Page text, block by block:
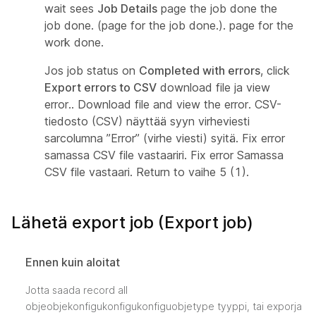
wait sees Job Details page the job done the
job done. (page for the job done.). page for the
work done.
Jos job status on Completed with errors, click
Export errors to CSV download file ja view
error.. Download file and view the error. CSV-
tiedosto (CSV) näyttää syyn virheviesti
sarcolumna ”Error” (virhe viesti) syitä. Fix error
samassa CSV file vastaariri. Fix error Samassa
CSV file vastaari. Return to vaihe 5 (1).
Lähetä export job (Export job)
Ennen kuin aloitat
Jotta saada record all
objeobjekonfigukonfigukonfiguobjetype tyyppi, tai exporja